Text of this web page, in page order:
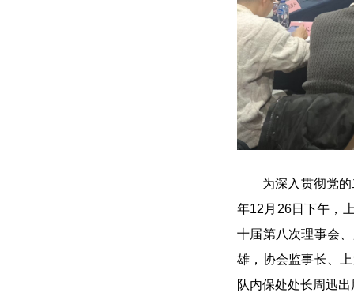
为深入贯彻党
年12月26日下午，
十届第八次理事会
雄，协会监事长、
队内保处处长周迅